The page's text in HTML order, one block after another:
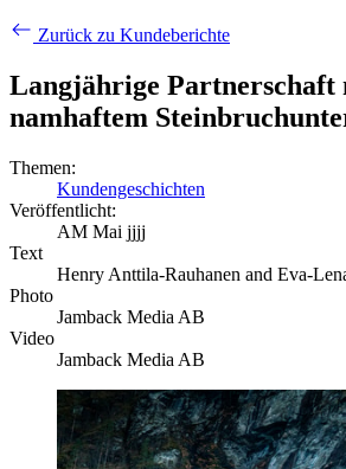
Zurück zu Kundeberichte
Langjährige Partnerschaft
namhaftem
Themen:
Kundengeschichten
Veröffentlicht:
AM Mai jjjj
Text
Henry Anttila-Rauhanen and Eva-
Photo
Jamback Media AB
Video
Jamback Media AB